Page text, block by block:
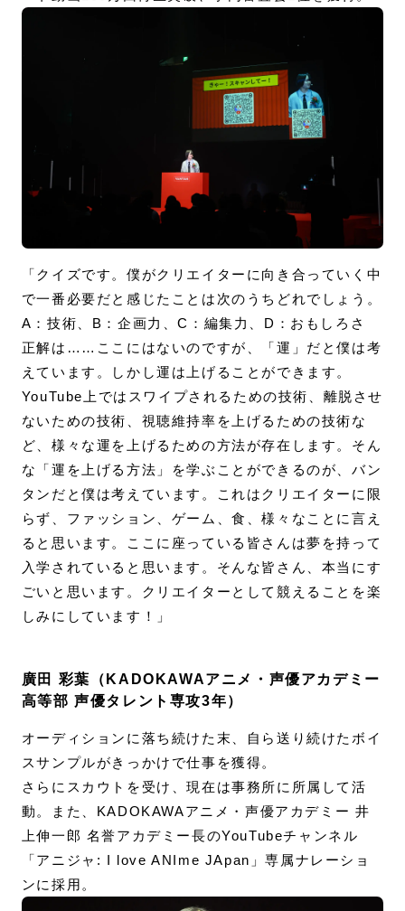
「クイズです。僕がクリエイターに向き合っていく中
で一番必要だと感じたことは次のうちどれでしょう。
A：技術、B：企画力、C：編集力、D：おもしろさ
正解は……ここにはないのですが、「運」だと僕は考
えています。しかし運は上げることができます。
YouTube上ではスワイプされるための技術、離脱させ
ないための技術、視聴維持率を上げるための技術な
ど、様々な運を上げるための方法が存在します。そん
な「運を上げる方法」を学ぶことができるのが、バン
タンだと僕は考えています。これはクリエイターに限
らず、ファッション、ゲーム、食、様々なことに言え
ると思います。ここに座っている皆さんは夢を持って
入学されていると思います。そんな皆さん、本当にす
ごいと思います。クリエイターとして競えることを楽
しみにしています！」
廣田 彩葉（KADOKAWAアニメ・声優アカデミー
高等部 声優タレント専攻3年）
オーディションに落ち続けた末、自ら送り続けたボイ
スサンプルがきっかけで仕事を獲得。
さらにスカウトを受け、現在は事務所に所属して活
動。また、KADOKAWAアニメ・声優アカデミー 井
上伸一郎 名誉アカデミー長のYouTubeチャンネル
「アニジャ: I love ANIme JApan」専属ナレーショ
ンに採用。